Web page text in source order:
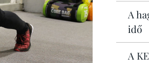
A
idő
A